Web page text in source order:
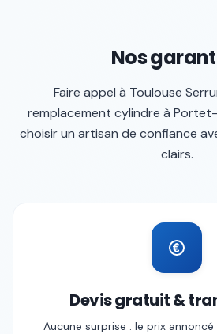
Nos
Faire appel à Toulouse
remplacement cylindre à
choisir un artisan de confiance
clairs.
Devis gratuit &
Aucune surprise : le prix